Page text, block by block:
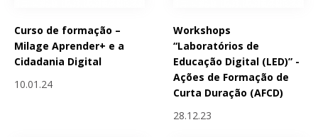
Curso de formação –
Milage Aprender+ e a
Cidadania Digital
10.01.24
Workshops
“Laboratórios de
Educação Digital (LED)” -
Ações de Formação de
Curta Duração (AFCD)
28.12.23